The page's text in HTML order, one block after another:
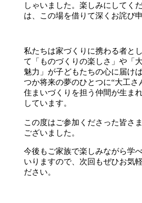
しゃいました。楽しみにしてく
は、この場を借りて深くお詫び
私たちは家づくりに携わる者と
て「ものづくりの楽しさ」や「
魅力」が子どもたちの心に届け
つか将来の夢のひとつに“大工さ
住まいづくりを担う仲間が生ま
しています。
この度はご参加くださった皆さ
ございました。
今後もご家族で楽しみながら学
いりますので、次回もぜひお気
ださい。